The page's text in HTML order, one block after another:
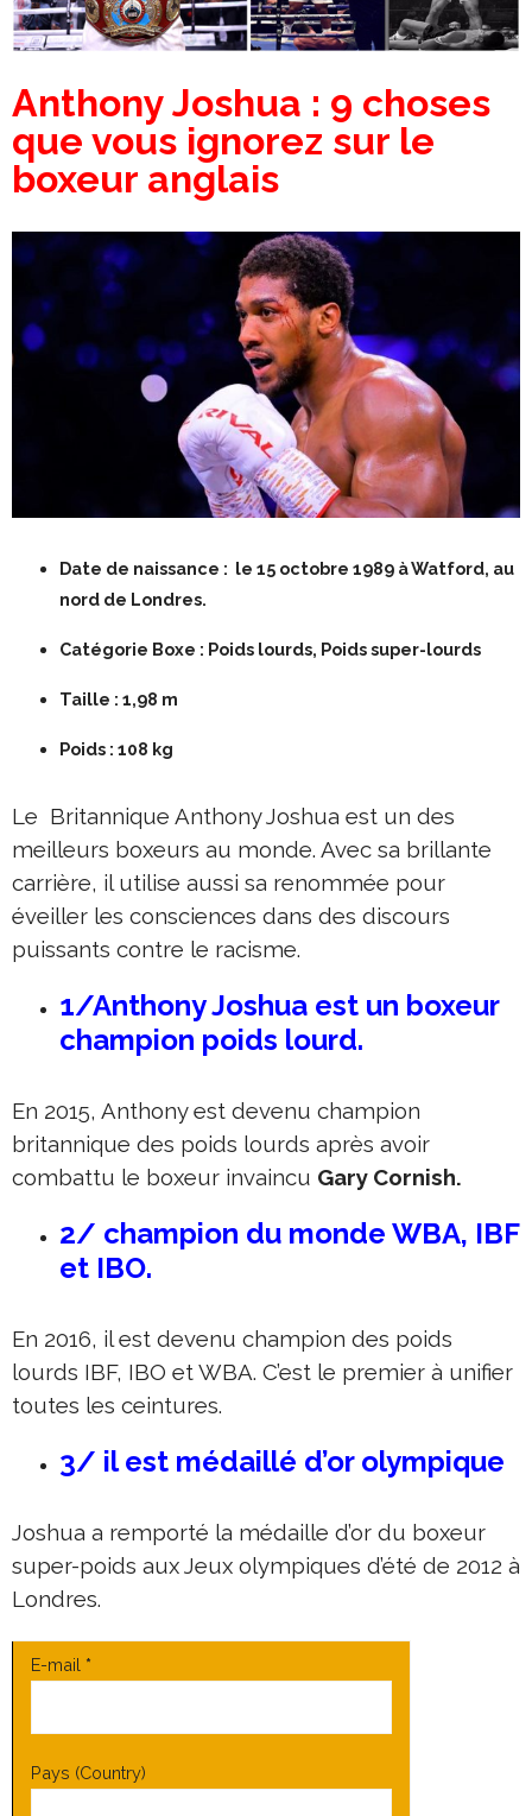
Anthony Joshua : 9 choses
que vous ignorez sur le
boxeur anglais
Date de naissance : le 15 octobre 1989 à Watford, au
nord de Londres.
Catégorie Boxe : Poids lourds, Poids super-lourds
Taille : 1,98 m
Poids : 108 kg
Le Britannique Anthony Joshua est un des
meilleurs boxeurs au monde. Avec sa brillante
carrière, il utilise aussi sa renommée pour
éveiller les consciences dans des discours
puissants contre le racisme.
1/Anthony Joshua est un boxeur
champion poids lourd.
En 2015, Anthony est devenu champion
britannique des poids lourds après avoir
combattu le boxeur invaincu Gary Cornish.
2/ champion du monde WBA, IBF
et IBO.
En 2016, il est devenu champion des poids
lourds IBF, IBO et WBA. C’est le premier à unifier
toutes les ceintures.
3/ il est médaillé d’or olympique
Joshua a remporté la médaille d’or du boxeur
super-poids aux Jeux olympiques d’été de 2012 à
Londres.
E-mail *
Pays (Country)